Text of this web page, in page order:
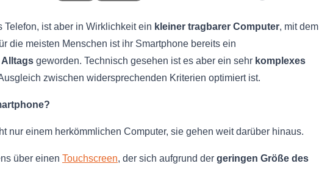
Telefon, ist aber in Wirklichkeit ein kleiner tragbarer Computer, mit dem
die meisten Menschen ist ihr Smartphone bereits ein
geworden. Technisch gesehen ist es aber ein sehr komplexes
zwischen widersprechenden Kriterien optimiert ist.
nur einem herkömmlichen Computer, sie gehen weit darüber hinaus.
über einen Touchscreen, der sich aufgrund der geringen Größe des